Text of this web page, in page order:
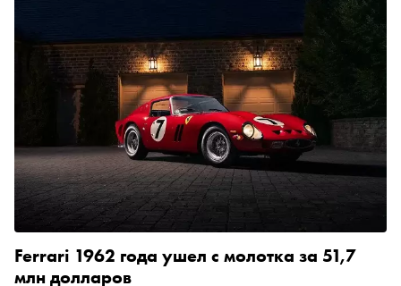
Ferrari 1962 года ушел с молотка за 51,7
млн долларов